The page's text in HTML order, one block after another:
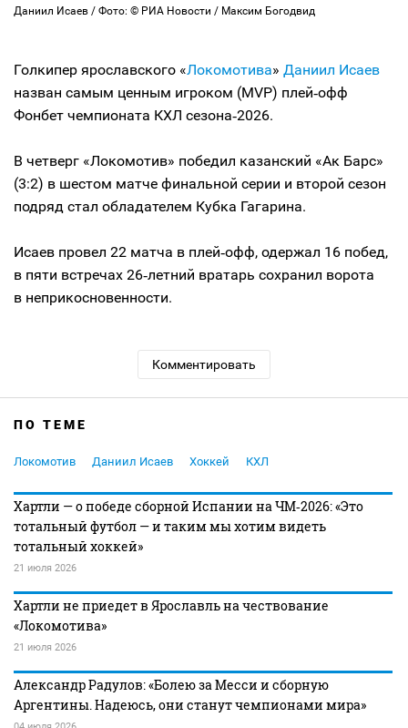
Даниил Исаев / Фото: © РИА Новости / Максим Богодвид
Голкипер ярославского «Локомотива» Даниил Исаев
назван самым ценным игроком (MVP) плей‑офф
Фонбет чемпионата КХЛ сезона‑2026.
В четверг «Локомотив» победил казанский «Ак Барс»
(3:2) в шестом матче финальной серии и второй сезон
подряд стал обладателем Кубка Гагарина.
Исаев провел 22 матча в плей‑офф, одержал 16 побед,
в пяти встречах 26‑летний вратарь сохранил ворота
в неприкосновенности.
Комментировать
ПО ТЕМЕ
Локомотив Даниил Исаев Хоккей КХЛ
Хартли — о победе сборной Испании на ЧМ‑2026: «Это
тотальный футбол — и таким мы хотим видеть
тотальный хоккей»
21 июля 2026
Хартли не приедет в Ярославль на чествование
«Локомотива»
21 июля 2026
Александр Радулов: «Болею за Месси и сборную
Аргентины. Надеюсь, они станут чемпионами мира»